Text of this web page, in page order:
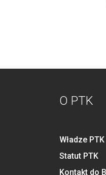
O PTK
Władze PTK
Statut PTK
Kontakt do